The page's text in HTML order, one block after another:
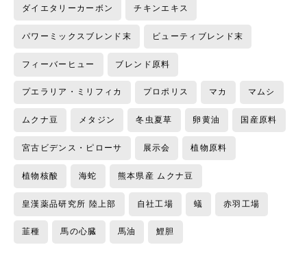
ダイエタリーカーボン チキンエキス
パワーミックスブレンド末 ビューティブレンド末
フィーバーヒュー ブレンド原料
プエラリア・ミリフィカ プロポリス マカ マムシ
ムクナ豆 メタジン 冬虫夏草 卵黄油 国産原料
宮古ビデンス・ピローサ 展示会 植物原料
植物核酸 海蛇 熊本県産 ムクナ豆
皇漢薬品研究所 陸上部 自社工場 蟻 赤羽工場
韮種 馬の心臓 馬油 鯉胆